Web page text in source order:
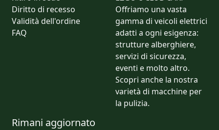
Diritto di recesso
Validità dell'ordine
FAQ
Offriamo una vasta
gamma di veicoli elettrici
adatti a ogni esigenza:
strutture alberghiere,
servizi di sicurezza,
eventi e molto altro.
Scopri anche la nostra
varietà di macchine per
la pulizia.
Rimani aggiornato